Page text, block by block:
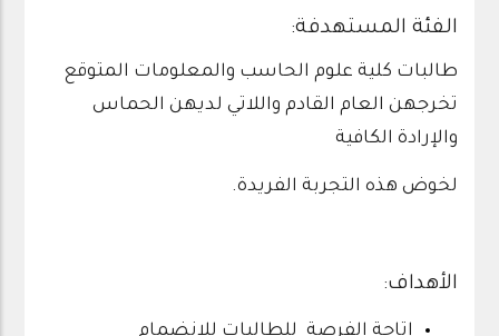
الفئة المستهدفة:
طالبات كلية علوم الحاسب والمعلومات المتوقع
تخرجهن العام القادم واللاتي لديهن الحماس
والإرادة الكافية
لخوض هذه التجربة الفريدة.
الأهداف:
إتاحة الفرصة للطالبات للانضمام